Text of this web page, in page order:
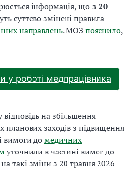
інформація, що з 20
суттєво змінені правила
направлень. МОЗ пояснило,
у роботі медпрацівника
на збільшення
планових заходів з підвищення
вимоги домедичних
уточнили в частині вимог до
такі зміни з 20 травня 2026